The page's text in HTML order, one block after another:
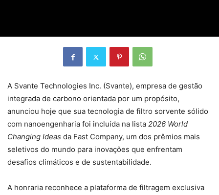
A Svante Technologies Inc. (Svante), empresa de gestão
integrada de carbono orientada por um propósito,
anunciou hoje que sua tecnologia de filtro sorvente sólido
com nanoengenharia foi incluída na lista 2026 World
Changing Ideas da Fast Company, um dos prêmios mais
seletivos do mundo para inovações que enfrentam
desafios climáticos e de sustentabilidade.
A honraria reconhece a plataforma de filtragem exclusiva